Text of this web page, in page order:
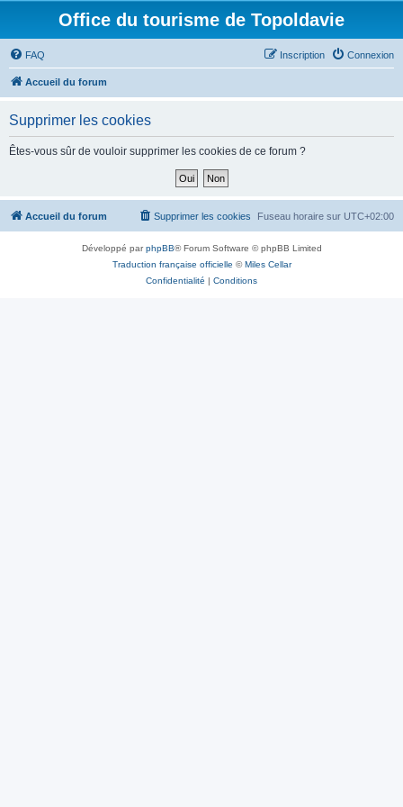
Office du tourisme de Topoldavie
FAQ Connexion
Inscription
Accueil du forum
Supprimer les cookies
Êtes-vous sûr de vouloir supprimer les cookies de ce forum ?
Accueil du forum Fuseau horaire sur UTC+02:00
Supprimer les cookies
Développé parphpBB® Forum Software © phpBB Limited
Traduction française officielle ©Miles Cellar
Confidentialité | Conditions